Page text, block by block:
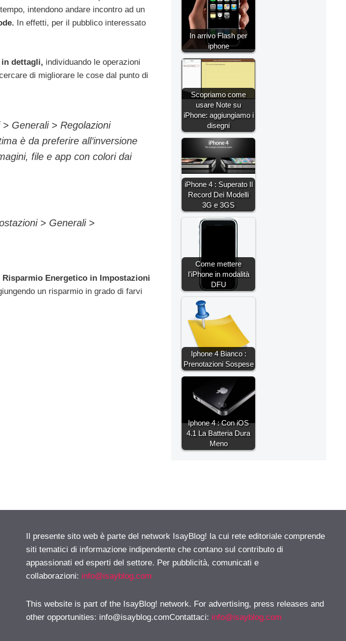
intendono andare incontro ad un
In effetti, per il pubblico interessato
dettagli, individuando le operazioni
di migliorare le cose dal punto di
Generali > Regolazioni
è da preferire all’inversione
file e app con colori dai
> Generali >
Risparmio Energetico in Impostazioni
un risparmio in grado di farvi
In arrivo Flash per
iphone
Scopriamo come
usare Note su
iPhone: aggiungiamo i
disegni
iPhone 4 : Superato Il
Record Dei Modelli
3G e 3GS
Come mettere
l'iPhone in modalità
DFU
Iphone 4 Bianco :
Prenotazioni Sospese
Iphone 4 : Con iOS
4.1 La Batteria Dura
Meno
Il presente sito web è parte del network IsayBlog! la cui rete editoriale comprende
siti tematici di informazione indipendente che contano sul contributo di
appassionati ed esperti del settore. Per pubblicità, comunicati e
collaborazioni: info@isayblog.com
This website is part of the IsayBlog! network. For advertising, press releases and
other opportunities: info@isayblog.comContattaci: info@isayblog.com